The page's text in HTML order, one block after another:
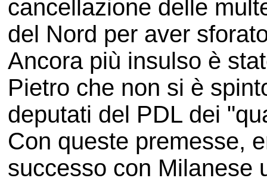
cancellazione delle
del Nord per aver
Ancora più insulso è
Pietro che non si è
deputati del PDL dei
Con queste premesse,
successo con Milanese